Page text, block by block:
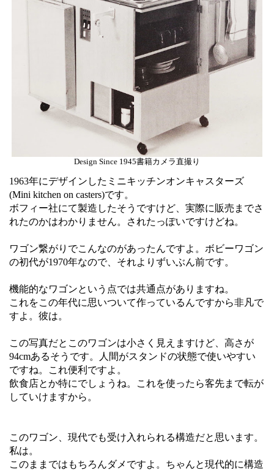
Design Since 1945書籍カメラ直撮り
1963年にデザインしたミニキッチンオンキャスターズ
(Mini kitchen on casters)です。
ボフィー社にて製造したそうですけど、実際に販売までさ
れたのかはわかりません。されたっぽいですけどね。
ワゴン繋がりでこんなのがあったんですよ。ボビーワゴン
の初代が1970年なので、それよりずいぶん前です。
機能的なワゴンという点では共通点がありますね。
これをこの年代に思いついて作っているんですから非凡で
すよ。彼は。
この写真だとこのワゴンは小さく見えますけど、高さが
94cmあるそうです。人間がスタンドの状態で使いやすい
ですね。これ便利ですよ。
飲食店とか特にでしょうね。これを使ったら客先まで転が
していけますから。
このワゴン、現代でも受け入れられる構造だと思います。
私は。
このままではもちろんダメですよ。ちゃんと現代的に構造